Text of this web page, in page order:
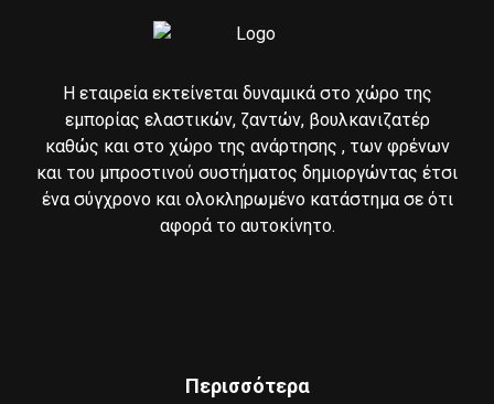
Η εταιρεία εκτείνεται δυναμικά στο χώρο της
εμπορίας ελαστικών, ζαντών, βουλκανιζατέρ
καθώς και στο χώρο της ανάρτησης , των φρένων
και του μπροστινού συστήματος δημιοργώντας έτσι
ένα σύγχρονο και ολοκληρωμένο κατάστημα σε ότι
αφορά το αυτοκίνητο.
Περισσότερα